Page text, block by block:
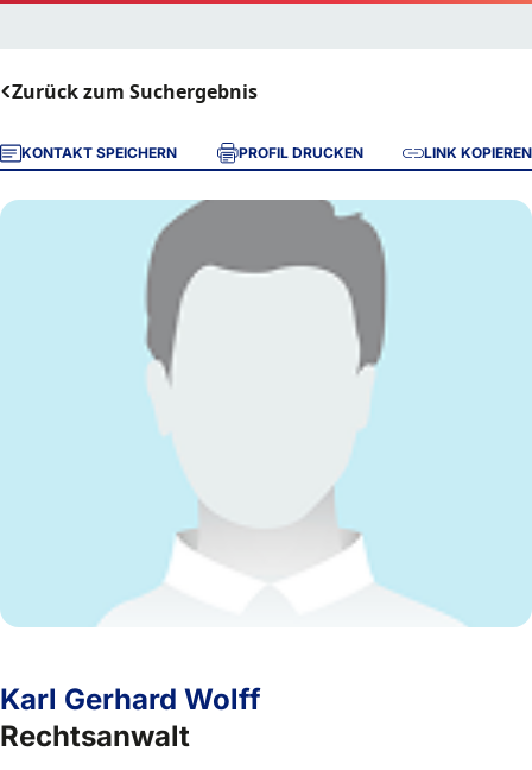
Zurück zum Suchergebnis
KONTAKT SPEICHERN PROFIL DRUCKEN LINK KOPIEREN
Karl Gerhard Wolff
Rechtsanwalt